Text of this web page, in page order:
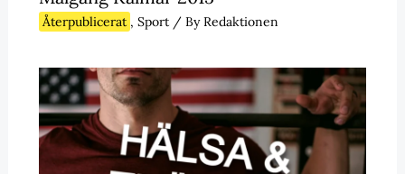
Återpublicerat , Sport/ ByRedaktionen